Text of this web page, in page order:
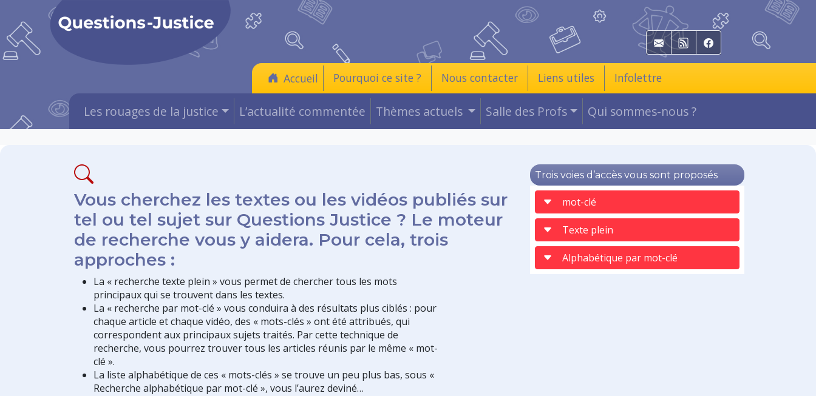
E-mail RSS Facebook
Accueil Pourquoi ce site ? Nous contacter Liens utiles Infolettre
Les rouages de la justice L’actualité commentée Thèmes actuels Salle des Profs Qui sommes-nous ?
Vous cherchez les textes ou les vidéos publiés sur
tel ou tel sujet sur Questions Justice ? Le moteur
de recherche vous y aidera. Pour cela, trois
approches :
La « recherche texte plein » vous permet de chercher tous les mots
principaux qui se trouvent dans les textes.
La « recherche par mot-clé » vous conduira à des résultats plus ciblés : pour
chaque article et chaque vidéo, des « mots-clés » ont été attribués, qui
correspondent aux principaux sujets traités. Par cette technique de
recherche, vous pourrez trouver tous les articles réunis par le même « mot-
clé ».
La liste alphabétique de ces « mots-clés » se trouve un peu plus bas, sous «
Recherche alphabétique par mot-clé », vous l’aurez deviné…
Trois voies d’accès vous sont proposés
mot-clé
Texte plein
Alphabétique par mot-clé